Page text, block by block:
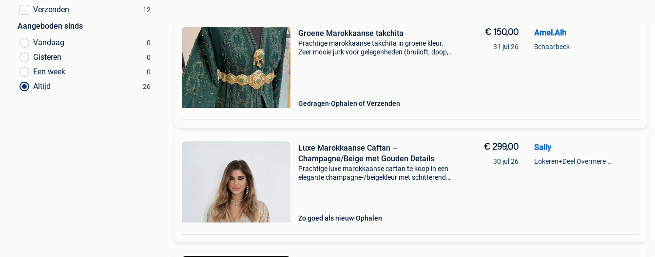
Verzenden 12
Aangeboden sinds
Vandaag
0
Gisteren 0
Een week 0
Altijd 26
Groene Marokkaanse takchita
Prachtige marokkaanse takchita in groene kleur.
Zeer mooie jurk voor gelegenheden (bruiloft, doop,
Gedragen Ophalen of Verzenden
€ 150,00
31 jul 26
Amel.Alh
Schaarbeek
Luxe Marokkaanse Caftan –
Champagne/Beige met Gouden Details
Prachtige luxe marokkaanse caftan te koop in een
elegante champagne-/beigekleur met schitterende
Zo goed als nieuw Ophalen
€ 299,00
30 jul 26
Sally
Lokeren+Deel Overmere En Zele